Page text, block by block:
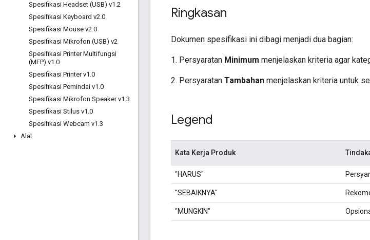
Spesifikasi Headset (USB) v1 .2
Spesifikasi Keyboard v2.0
Spesifikasi Mouse v2.0
Spesifikasi Mikrofon (USB) v2
Spesifikasi Printer Multifungsi
(MFP) v1 .0
Spesifikasi Printer v1 .0
Spesifikasi Pemindai v1 .0
Spesifikasi Mikrofon Speaker v1 .3
Spesifikasi Stilus v1 .0
Spesifikasi Webcam v1 .3
Alat
Ringkasan
Dokumen spesifikasi ini dibagi menjadi dua bagian:
1. Persyaratan Minimum menjelaskan kriteria agar
2. Persyaratan Tambahan menjelaskan kriteria untuk
Legend
Kata Kerja Produk
"HARUS"
"SEBAIKNYA"
"MUNGKIN"